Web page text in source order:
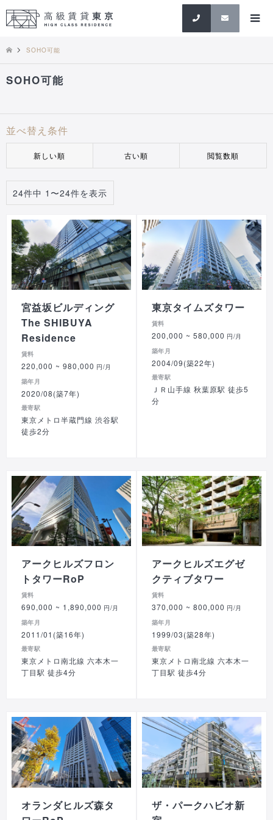
検索
SOHO可能
SOHO可能
並べ替え条件
新しい順 古い順 閲覧数順
24件中 1〜24件を表示
宮益坂ビルディング
The SHIBUYA
Residence
賃料
220,000 ~ 980,000 円/月
築年月
2020/08(築7年)
最寄駅
東京メトロ半蔵門線 渋谷駅
徒歩2分
東京タイムズタワー
賃料
200,000 ~ 580,000 円/月
築年月
2004/09(築22年)
最寄駅
ＪＲ山手線 秋葉原駅 徒歩5
分
アークヒルズフロン
トタワーRoP
賃料
690,000 ~ 1,890,000 円/月
築年月
2011/01(築16年)
最寄駅
東京メトロ南北線 六本木一
丁目駅 徒歩4分
アークヒルズエグゼ
クティブタワー
賃料
370,000 ~ 800,000 円/月
築年月
1999/03(築28年)
最寄駅
東京メトロ南北線 六本木一
丁目駅 徒歩4分
オランダヒルズ森タ
ザ・パークハビオ新